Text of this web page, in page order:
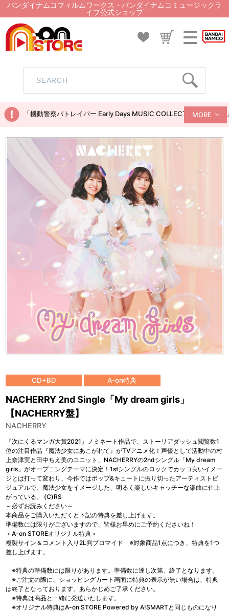
バンダイナムコフィルムワークス・バンダイナムコミュージックラ
イブ公式ショップ
「機動警察パトレイバー Early Days MUSIC COLLECTION CD
MORE
CD+BD A-on特典
NACHERRY 2nd Single「My dream girls」
【NACHERRY盤】
NACHERRY
『次にくるマンガ大賞2021』ノミネート作品で、ストーリアダッシュ閲覧数1
位の注目作品『魔法少女にあこがれて』がTVアニメ化！声優として活動中の村
上奈津実と田中ちえ美のユニット、NACHERRYの2ndシングル「My dream
girls」がオープニングテーマに決定！1stシングルのロックでカッコ良いイメー
ジとは打って変わり、今作ではポップ&キュートに振り切ったアーティストビ
ジュアルで、魔法少女をイメージした、明るく楽しいキャッチーな楽曲に仕上
がっている。 (C)RS
～必ずお読みください～
本商品をご購入いただくと下記の特典を差し上げます。
準備数には限りがございますので、皆様お早めにご予約くださいね！
＜A-on STOREオリジナル特典＞
複製サイン＆コメント入り2L判ブロマイド ※対象商品1点につき、特典を1つ
差し上げます。
※特典の準備数には限りがあります。準備数に達し次第、終了となります。
※ご注文の際に、ショッピングカート画面に特典の表示が無い場合は、特典
は終了となっております。あらかじめご了承ください。
※特典は商品と一緒に発送いたします。
※オリジナル特典はA-on STORE Powered by A!SMARTと同じものになり